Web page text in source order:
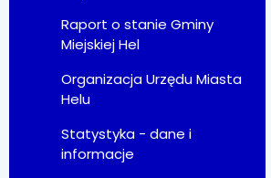
Raport o stanie Gminy
Miejskiej Hel
Organizacja Urzędu Miasta
Helu
Statystyka - dane i
informacje